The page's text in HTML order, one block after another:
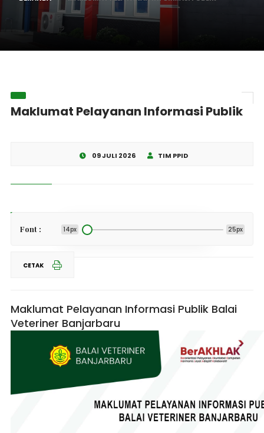
Maklumat Pelayanan Informasi Publik
09 JULI 2026 TIM PPID
Font : 14px 25px
CETAK
Maklumat Pelayanan Informasi Publik Balai
Veteriner Banjarbaru